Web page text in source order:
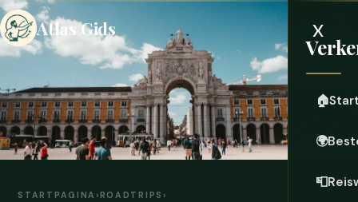
Atlas Gids x
🏠
🌍
📮
STARTPAGINA ›ROADTRIPS ›